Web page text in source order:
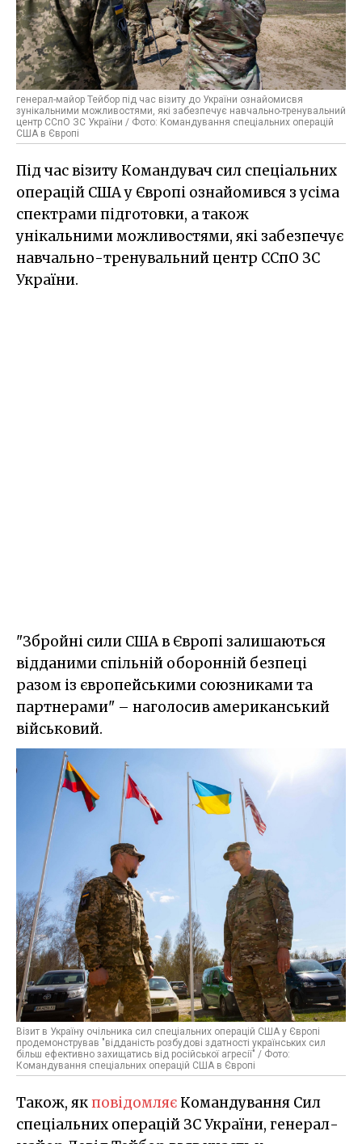
генерал-майор Тейбор під час візиту до України ознайомисвя
зунікальними можливостями, які забезпечує навчально-тренувальний
центр ССпО ЗС України / Фото: Командування спеціальних операцій
США в Європі
Під час візиту Командувач сил спеціальних
операцій США у Європі ознайомився з усіма
спектрами підготовки, а також
унікальними можливостями, які забезпечує
навчально-тренувальний центр ССпО ЗС
України.
"Збройні сили США в Європі залишаються
відданими спільній оборонній безпеці
разом із європейськими союзниками та
партнерами" – наголосив американський
військовий.
Візит в Україну очільника сил спеціальних операцій США у Європі
продемонстрував "відданість розбудові здатності українських сил
більш ефективно захищатись від російської агресії" / Фото:
Командування спеціальних операцій США в Європі
Також, якповідомляє Командування Сил
спеціальних операцій ЗС України, генерал-